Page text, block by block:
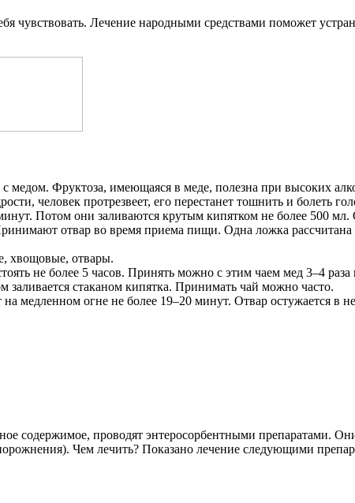
чувствовать. Лечение народными средствами поможет
Фруктоза, имеющаяся в меде, полезна при высоких
человек протрезвеет, его перестанет тошнить и болеть
Потом они заливаются крутым кипятком не более 500 мл.
отвар во время приема пищи. Одна ложка рассчитана
хвощовые, отвары.
не более 5 часов. Принять можно с этим чаем мед 3–4 раза
стаканом кипятка. Принимать чай можно часто.
медленном огне не более 19–20 минут. Отвар остужается в
содержимое, проводят энтеросорбентными препаратами.
Чем лечить? Показано лечение следующими